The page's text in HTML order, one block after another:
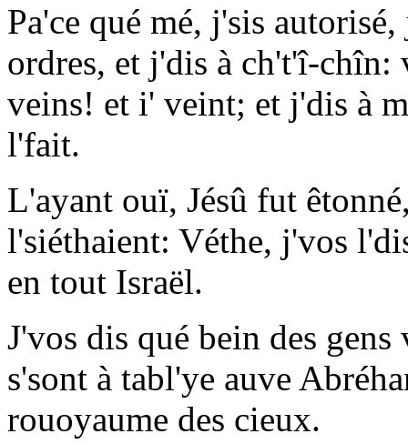
Pa'ce qué mé, j'sis
ordres, et j'dis à ch't'î-
veins! et i' veint; et j'dis à
l'fait.
L'ayant ouï, Jésû fut
l'siéthaient: Véthe, j'vos
en tout Israël.
J'vos dis qué bein des
s'sont à tabl'ye auve
rouoyaume des cieux.